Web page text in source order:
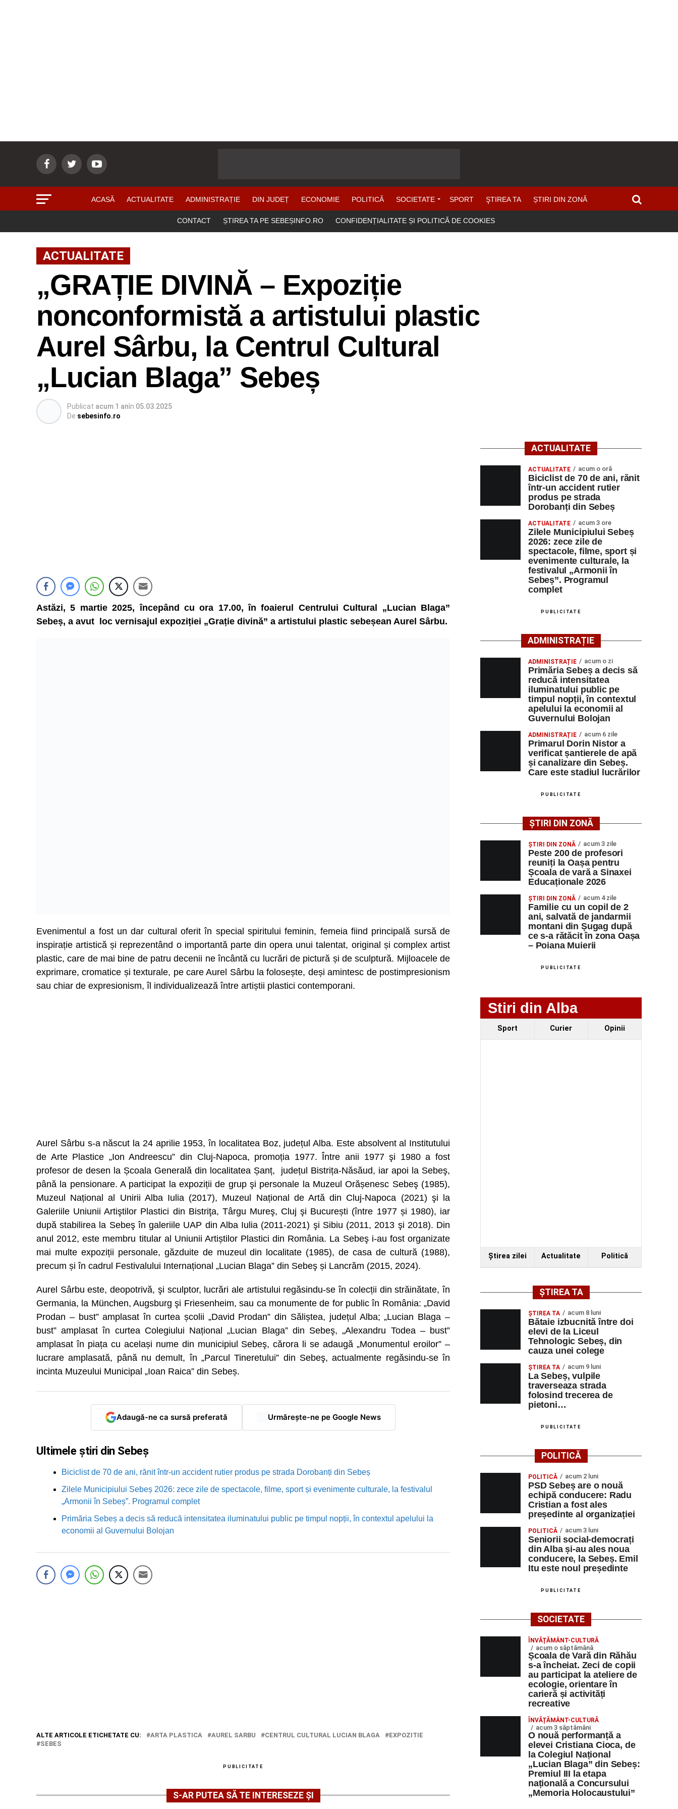
ACASĂ ACTUALITATE ADMINISTRAȚIE DIN JUDEȚ ECONOMIE POLITICĂ SOCIETATE SPORT ŞTIREA TA ȘTIRI DIN ZONĂ
CONTACT ȘTIREA TA PE SEBEȘINFO.RO CONFIDENȚIALITATE ȘI POLITICĂ DE COOKIES
ACTUALITATE
„GRAȚIE DIVINĂ – Expoziție
nonconformistă a artistului plastic
Aurel Sârbu, la Centrul Cultural
„Lucian Blaga” Sebeș
Publicat acum 1 anîn 05.03.2025
De sebesinfo.ro
Astăzi, 5 martie 2025, începând cu ora 17.00, în foaierul Centrului Cultural „Lucian Blaga”
Sebeș, a avut loc vernisajul expoziției „Grație divină” a artistului plastic sebeșean Aurel Sârbu.
Evenimentul a fost un dar cultural oferit în special spiritului feminin, femeia fiind principală sursă de
inspirație artistică și reprezentând o importantă parte din opera unui talentat, original și complex artist
plastic, care de mai bine de patru decenii ne încântă cu lucrări de pictură și de sculptură. Mijloacele de
exprimare, cromatice și texturale, pe care Aurel Sârbu la folosește, deși amintesc de postimpresionism
sau chiar de expresionism, îl individualizează între artiștii plastici contemporani.
Aurel Sârbu s-a născut la 24 aprilie 1953, în localitatea Boz, județul Alba. Este absolvent al Institutului
de Arte Plastice „Ion Andreescu” din Cluj-Napoca, promoția 1977. Între anii 1977 şi 1980 a fost
profesor de desen la Școala Generală din localitatea Șanț, județul Bistrița-Năsăud, iar apoi la Sebeş,
până la pensionare. A participat la expoziții de grup şi personale la Muzeul Orășenesc Sebeş (1985),
Muzeul Național al Unirii Alba Iulia (2017), Muzeul Național de Artă din Cluj-Napoca (2021) şi la
Galeriile Uniunii Artiştilor Plastici din Bistriţa, Târgu Mureş, Cluj şi București (între 1977 și 1980), iar
după stabilirea la Sebeş în galeriile UAP din Alba Iulia (2011-2021) şi Sibiu (2011, 2013 şi 2018). Din
anul 2012, este membru titular al Uniunii Artiștilor Plastici din România. La Sebeş i-au fost organizate
mai multe expoziții personale, găzduite de muzeul din localitate (1985), de casa de cultură (1988),
precum și în cadrul Festivalului Internațional „Lucian Blaga” din Sebeş și Lancrăm (2015, 2024).
Aurel Sârbu este, deopotrivă, şi sculptor, lucrări ale artistului regăsindu-se în colecții din străinătate, în
Germania, la München, Augsburg şi Friesenheim, sau ca monumente de for public în România: „David
Prodan – bust” amplasat în curtea școlii „David Prodan” din Săliștea, județul Alba; „Lucian Blaga –
bust” amplasat în curtea Colegiului Național „Lucian Blaga” din Sebeş, „Alexandru Todea – bust”
amplasat în piața cu același nume din municipiul Sebeş, cărora li se adaugă „Monumentul eroilor” –
lucrare amplasată, până nu demult, în „Parcul Tineretului” din Sebeş, actualmente regăsindu-se în
incinta Muzeului Municipal „Ioan Raica” din Sebeș.
Adaugă-ne ca sursă preferată Urmărește-ne pe Google News
Ultimele știri din Sebeș
Biciclist de 70 de ani, rănit într-un accident rutier produs pe strada Dorobanți din Sebeș
Zilele Municipiului Sebeș 2026: zece zile de spectacole, filme, sport și evenimente culturale, la festivalul
„Armonii în Sebeș”. Programul complet
Primăria Sebeș a decis să reducă intensitatea iluminatului public pe timpul nopții, în contextul apelului la
economii al Guvernului Bolojan
ALTE ARTICOLE ETICHETATE CU: ARTA PLASTICA AUREL SARBU CENTRUL CULTURAL LUCIAN BLAGA
EXPOZITIE
SEBES
PUBLICITATE
S-AR PUTEA SĂ TE INTERESEZE ȘI
ACTUALITATE
ACTUALITATE acum o oră
Biciclist de 70 de ani, rănit
într-un accident rutier
produs pe strada
Dorobanți din Sebeș
ACTUALITATE acum 3 ore
Zilele Municipiului Sebeș
2026: zece zile de
spectacole, filme, sport și
evenimente culturale, la
festivalul „Armonii în
Sebeș”. Programul
complet
PUBLICITATE
ADMINISTRAȚIE
ADMINISTRAȚIE acum o zi
Primăria Sebeș a decis să
reducă intensitatea
iluminatului public pe
timpul nopții, în contextul
apelului la economii al
Guvernului Bolojan
ADMINISTRAȚIE acum 6 zile
Primarul Dorin Nistor a
verificat șantierele de apă
și canalizare din Sebeș.
Care este stadiul lucrărilor
PUBLICITATE
ȘTIRI DIN ZONĂ
ȘTIRI DIN ZONĂ acum 3 zile
Peste 200 de profesori
reuniți la Oașa pentru
Școala de vară a Sinaxei
Educaționale 2026
ȘTIRI DIN ZONĂ acum 4 zile
Familie cu un copil de 2
ani, salvată de jandarmii
montani din Șugag după
ce s-a rătăcit în zona Oașa
– Poiana Muierii
PUBLICITATE
Stiri din Alba
Sport Curier Opinii
Ştirea zilei Actualitate Politică
ȘTIREA TA
ŞTIREA TA acum 8 luni
Bătaie izbucnită între doi
elevi de la Liceul
Tehnologic Sebeș, din
cauza unei colege
ŞTIREA TA acum 9 luni
La Sebeș, vulpile
traverseaza strada
folosind trecerea de
pietoni…
PUBLICITATE
POLITICĂ
POLITICĂ acum 2 luni
PSD Sebeș are o nouă
echipă conducere: Radu
Cristian a fost ales
președinte al organizației
POLITICĂ acum 3 luni
Seniorii social-democrați
din Alba și-au ales noua
conducere, la Sebeș. Emil
Itu este noul președinte
PUBLICITATE
SOCIETATE
ÎNVĂȚĂMÂNT-CULTURĂ
acum o săptămână
Școala de Vară din Răhău
s-a încheiat. Zeci de copii
au participat la ateliere de
ecologie, orientare în
carieră și activități
recreative
ÎNVĂȚĂMÂNT-CULTURĂ
acum 3 săptămâni
O nouă performanță a
elevei Cristiana Cioca, de
la Colegiul Național
„Lucian Blaga” din Sebeș:
Premiul III la etapa
națională a Concursului
„Memoria Holocaustului”